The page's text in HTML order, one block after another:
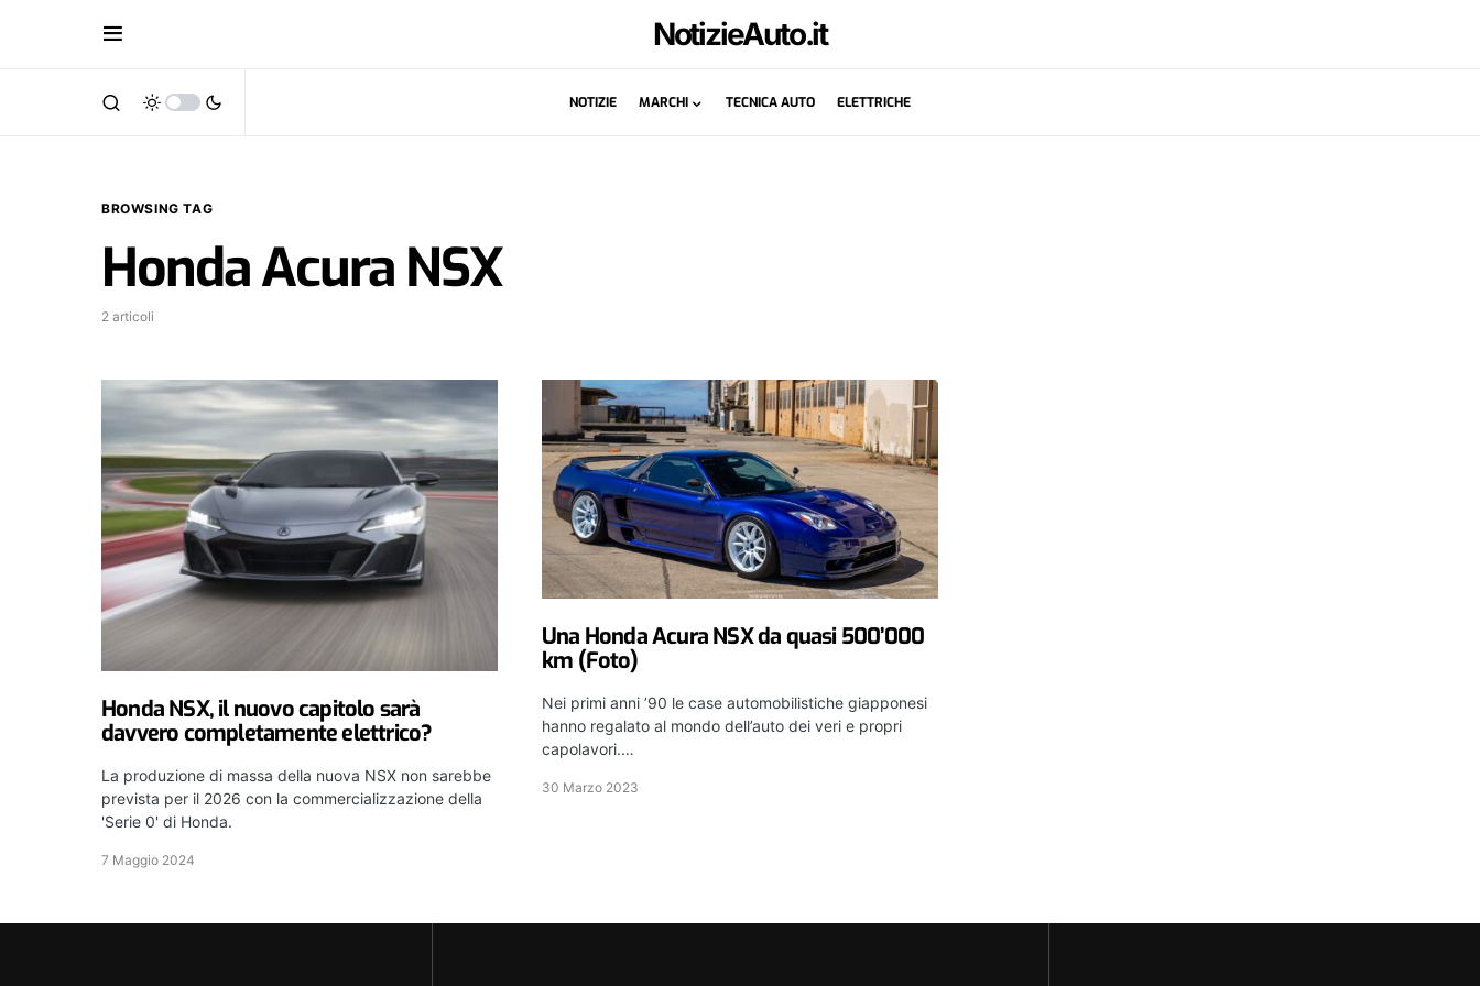
NotizieAuto.it
NOTIZIE MARCHI TECNICA AUTO ELETTRICHE
BROWSING TAG
Honda Acura NSX
2 articoli
Honda NSX, il nuovo capitolo sarà
davvero completamente elettrico?
La produzione di massa della nuova NSX non sarebbe
prevista per il 2026 con la commercializzazione della
'Serie 0' di Honda.
7 Maggio 2024
Una Honda Acura NSX da quasi 500’000
km (Foto)
Nei primi anni ’90 le case automobilistiche giapponesi
hanno regalato al mondo dell’auto dei veri e propri
capolavori.…
30 Marzo 2023